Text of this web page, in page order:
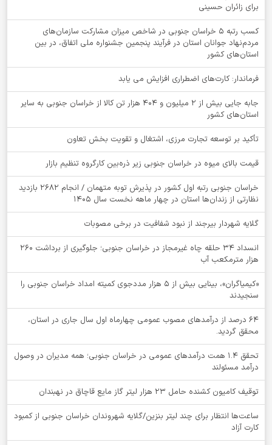
برای زائران حسینی
کسب رتبه ۵ خراسان جنوبی در شاخص میزان مشارکت سازمان‌های
مردم‌نهاد جوانان استان در فرآیند پنجمین جشنواره ملی اتفاق، در بین
استان‌های کشور
فرماندار: کارت‌های اضطراری افزایش می یابد
جابه جایی بیش از 2 میلیون و 404 هزار تن کالا از خراسان جنوبی به سایر
استان‌های کشور
تأکید بر توسعه تجارت مرزی، اشتغال و تقویت بخش تعاون
قیمت بالای میوه در خراسان جنوبی زیر ذره‌بین کارگروه تنظیم بازار
خراسان جنوبی رتبه اول کشور در پذیرش توبه متهمان / انجام ۲۶۸۲ بازدید
نظارتی از زندان‌ها استان در چهار ماهه نخست سال 1405
گلایه شهردار بیرجند از نبود شفافیت در برخی مصوبات
انسداد ۳۴ حلقه چاه غیرمجاز در خراسان جنوبی؛ جلوگیری از برداشت ۲۶۰
هزار مترمکعب آب
«کیمیاگران»، بینایی بیش از ۵ هزار مددجوی کمیته امداد خراسان جنوبی را
سنجیدند
64 درصد از درآمدهای مصوب عمومی چهارماه اول سال جاری در استان،
محقق گردید.
تحقق ۱.۴ همت درآمدهای عمومی در خراسان جنوبی؛ همه مدیران در وصول
درآمد مسئولند
توقيف کامیون کشنده حامل 23 هزار لیتر گاز مایع قاچاق در نهبندان
ساعت‌ها انتظار برای چند لیتر بنزین/گلایه شهروندان خراسان جنوبی از کمبود
کارت آزاد